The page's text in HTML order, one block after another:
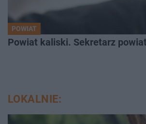
POWIAT
Powiat kaliski. Sekretarz
LOKALNIE: